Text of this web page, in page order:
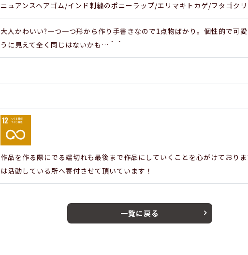
ニュアンスヘアゴム/インド刺繍のポニーラップ/エリマキトカゲ/フタゴク
大人かわいい?一つ一つ形から作り手書きなので1点物ばかり。個性的で可
うに見えて全く同じはないかも…＾＾
作品を作る際にでる端切れも最後まで作品にしていくことを心がけており
は活動している所へ寄付させて頂いています！
一覧に戻る